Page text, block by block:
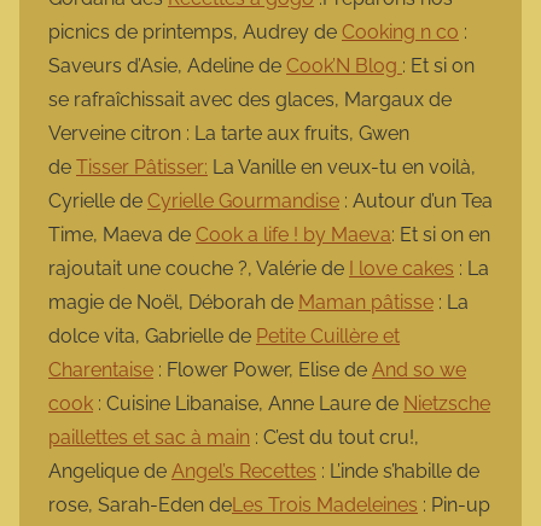
picnics de printemps, Audrey de Cooking n co :
Saveurs d’Asie, Adeline de Cook’N Blog : Et si on
se rafraîchissait avec des glaces, Margaux de
Verveine citron : La tarte aux fruits, Gwen
de Tisser Pâtisser: La Vanille en veux-tu en voilà,
Cyrielle de Cyrielle Gourmandise : Autour d’un Tea
Time, Maeva de Cook a life ! by Maeva: Et si on en
rajoutait une couche ?, Valérie de
I love cakes : La
magie de Noël, Déborah de Maman pâtisse : La
dolce vita, Gabrielle de Petite Cuillère et
Charentaise : Flower Power, Elise de And so we
cook : Cuisine Libanaise, Anne Laure de Nietzsche
paillettes et sac à main : C’est du tout cru!,
Angelique de Angel’s Recettes : L’inde s’habille de
rose, Sarah-Eden deLes Trois Madeleines : Pin-up